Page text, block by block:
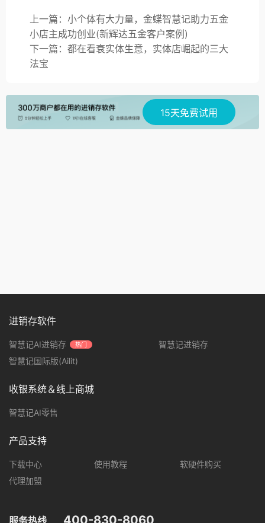
上一篇：小个体有大力量，金蝶智慧记助力五金
小店主成功创业(新辉达五金客户案例)
下一篇：都在看衰实体生意，实体店崛起的三大
法宝
15天免费试用
服务热线 400-830-8060
进销存软件
智慧记AI进销存 热门
智慧记进销存
智慧记国际版(Ailit)
收银系统＆线上商城
智慧记AI零售
产品支持
下载中心 使用教程
软硬件购买
代理加盟